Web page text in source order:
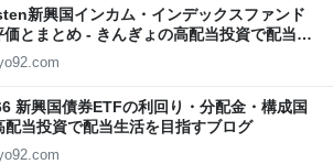
新興国インカム・インデックスファンド
価とまとめ - きんぎょの高配当投資で配当生
新興国債券ETFの利回り・分配金・構成国
当投資で配当生活を目指すブログ